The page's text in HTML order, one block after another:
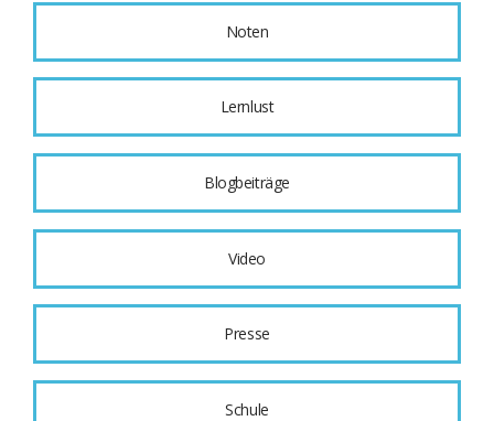
Noten
Lernlust
Blogbeiträge
Video
Presse
Schule